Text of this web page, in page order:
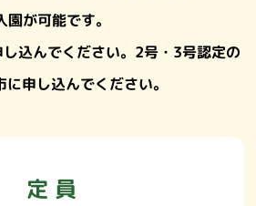
園が可能です。
込んでください。2号・3号認定の
に申し込んでください。
定 員